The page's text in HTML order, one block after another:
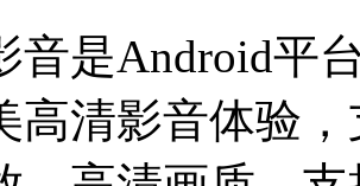
音是Android平
高清影音体验